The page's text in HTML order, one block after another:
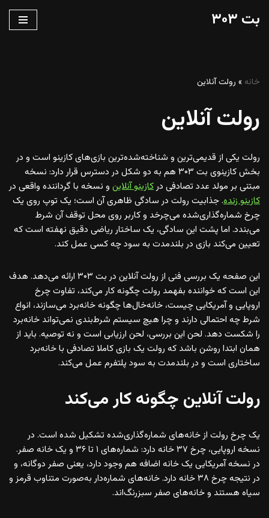
بت ۳۰۳
خانه » رولت آنلاین
رولت آنلاین
رولت یکی از قدیمی‌ترین و شناخته‌شده‌ترین بازی‌های کازینو است و در
بخش کازینوی بت ۳۰۳ هم به دو شکل در دسترس قرار دارد: نسخه
مبتنی بر مولد عدد تصادفی درکازینو آنلاین و نسخه با گرداننده واقعی در
کازینو زنده. جذابیت رولت در سادگی ظاهری آن است؛ یک توپ روی یک
چرخ شماره‌گذاری‌شده می‌چرخد و کاربر روی محل توقف آن شرط
می‌بندد. اما پشت این سادگی، یک ساختار ریاضی دقیق نهفته است که
تعیین می‌کند بازی در بلندمدت به سود چه کسی عمل کند.
این صفحه یک بررسی فنی از رولت آنلاین در بت ۳۰۳ ارائه می‌دهد. هدف
این است که خواننده بفهمد رولت چگونه کار می‌کند، تفاوت چرخ
اروپایی و آمریکایی چیست، خانه‌خال‌ها چگونه خانه‌برد می‌سازند، انواع
شرط چه احتمالی دارند و چرا هیچ سیستم شرط‌بندی نمی‌تواند خانه‌برد
را شکست دهد. لحن این بررسی، لحن ارزیابی است و نه توصیه. باید از
همان ابتدا روشن باشد که رولت یک بازی کاملا تصادفی با خانه‌برد
ساختاری است و در بلندمدت به سود پلتفرم عمل می‌کند.
رولت آنلاین چگونه کار می‌کند
یک چرخ رولت از خانه‌های شماره‌گذاری‌شده تشکیل شده است. در
نسخه اروپایی، چرخ ۳۷ خانه دارد: شماره‌های ۱ تا ۳۶ و یک خانه صفر.
در نسخه آمریکایی یک خانه اضافه هم وجود دارد، یعنی صفر دوگانه، و
در نتیجه چرخ ۳۸ خانه دارد. خانه‌های شماره‌دار به‌صورت متناوب قرمز و
سیاه هستند و خانه‌های صفر سبزرنگ‌اند.